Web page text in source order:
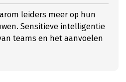
leiders meer op hun
Sensitieve intelligentie
teams en het aanvoelen